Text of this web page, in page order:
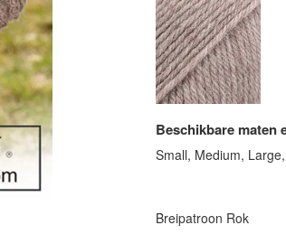
Beschikbare maten
Small, Medium,
Breipatroon Rok